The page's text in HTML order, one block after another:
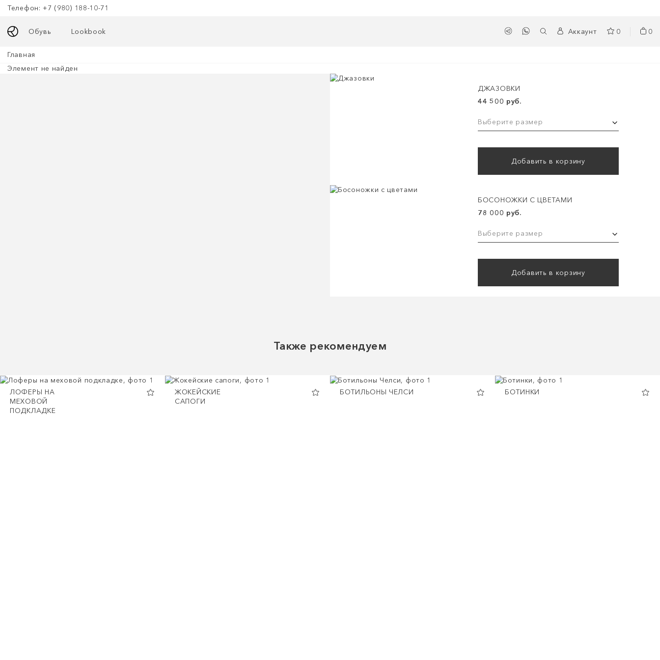
Телефон: +7 (980) 188-10-71
Обувь Lookbook Аккаунт 0 0
Главная
Элемент не найден
ДЖАЗОВКИ
44 500 руб.
Выберите размер
Добавить в корзину
БОСОНОЖКИ С ЦВЕТАМИ
78 000 руб.
Выберите размер
Добавить в корзину
Также рекомендуем
ЛОФЕРЫ НА
МЕХОВОЙ
ПОДКЛАДКЕ
ЖОКЕЙСКИЕ
САПОГИ
БОТИЛЬОНЫ ЧЕЛСИ БОТИНКИ